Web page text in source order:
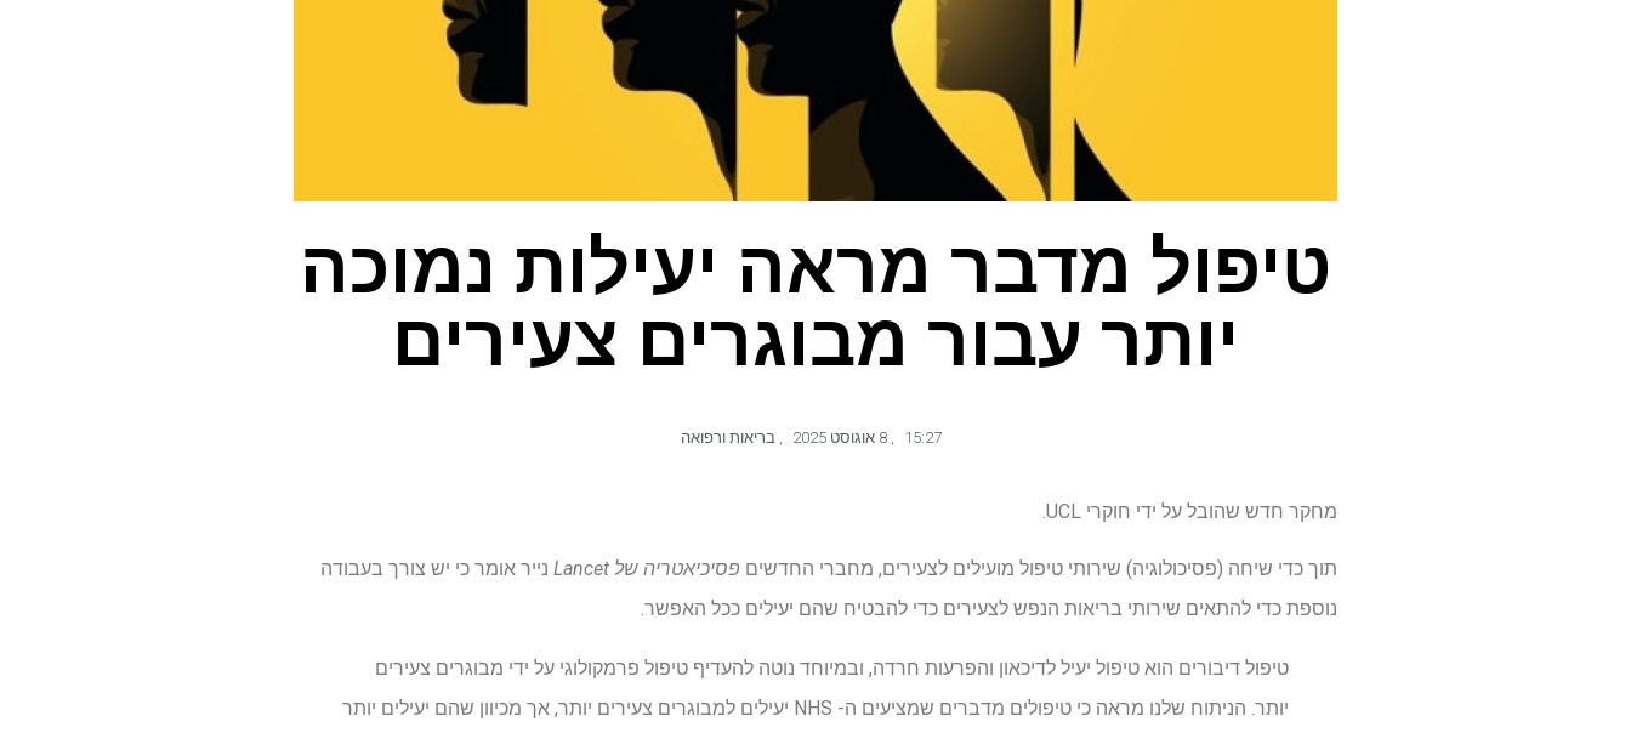
טיפול מדבר מראה יעילות נמוכה
יותר עבור מבוגרים צעירים
15:27
, 8 אוגוסט 2025 , בריאות ורפואה
מחקר חדש שהובל על ידי חוקרי UCL.
תוך כדי שיחה (פסיכולוגיה) שירותי טיפול מועילים לצעירים, מחברי החדשים פסיכיאטריה של Lancet
נייר אומר כי יש צורך בעבודה
נוספת כדי להתאים שירותי בריאות הנפש לצעירים כדי להבטיח שהם יעילים ככל האפשר.
טיפול דיבורים הוא טיפול יעיל לדיכאון והפרעות חרדה, ובמיוחד נוטה להעדיף טיפול פרמקולוגי על ידי מבוגרים צעירים
יותר. הניתוח שלנו מראה כי טיפולים מדברים שמציעים ה- NHS יעילים למבוגרים צעירים יותר, אך מכיוון שהם יעילים יותר